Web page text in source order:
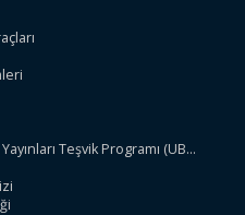
Teşvik Programı (UBYT)